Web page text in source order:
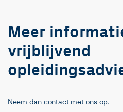
Meer
vrijblijvend
Neem dan contact met ons op.